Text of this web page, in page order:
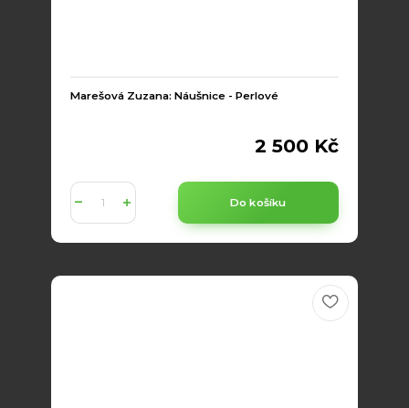
Marešová Zuzana: Náušnice - Perlové
2 500 Kč
Do košíku